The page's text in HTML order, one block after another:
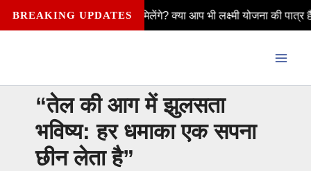
Skip
to
BREAKING UPDATES
₹2,500 कैसे मिलेंगे? क्या आप भी लक्ष्मी योजना की पात्र हैं—विवाहित,
“तेल की आग में झुलसता
भविष्य: हर धमाका एक सपना
छीन लेता है”